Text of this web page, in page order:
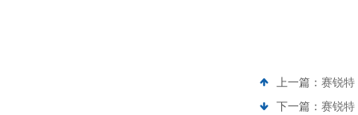
上一篇： 赛锐特
下一篇： 赛锐特